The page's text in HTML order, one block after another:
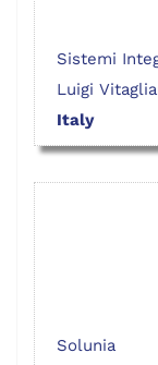
Sistemi
Luigi
Italy
Solunia